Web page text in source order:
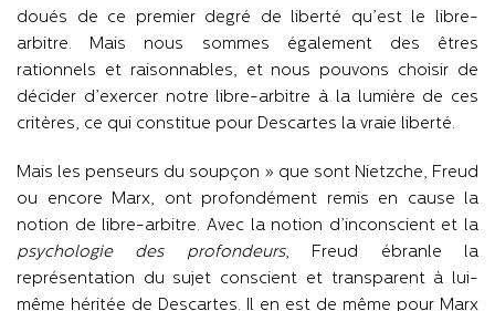
doués de ce premier degré de liberté qu’est le libre-
arbitre. Mais nous sommes également des êtres
rationnels et raisonnables, et nous pouvons choisir de
décider d’exercer notre libre-arbitre à la lumière de ces
critères, ce qui constitue pour Descartes la vraie liberté.
Mais les penseurs du soupçon » que sont Nietzche, Freud
ou encore Marx, ont profondément remis en cause la
notion de libre-arbitre. Avec la notion d’inconscient et la
psychologie des profondeurs, Freud ébranle la
représentation du sujet conscient et transparent à lui-
même héritée de Descartes. Il en est de même pour Marx